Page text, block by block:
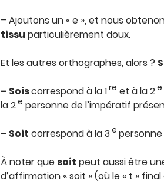
– Ajoutons un « e », et nous
tissu particulièrement doux.
Et les autres orthographes, alors ?
– Soiscorrespond à la 1re et à la 2e
la 2e personne de l’impératif
– Soit correspond à la 3 e personne
À noter que soit peut aussi être
d’affirmation « soit » (où le « t »